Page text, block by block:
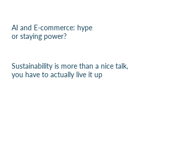
AI and E-commerce: hype
or staying power?
Sustainability is more than a nice talk,
you have to actually live it up